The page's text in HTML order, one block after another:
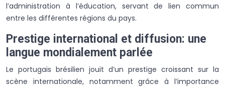
l’administration à l’éducation, servant de lien commun
entre les différentes régions du pays.
Prestige international et diffusion: une
langue mondialement parlée
Le portugais brésilien jouit d’un prestige croissant sur la
scène internationale, notamment grâce à l’importance